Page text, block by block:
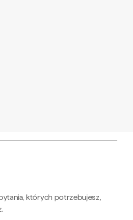
których potrzebujesz,